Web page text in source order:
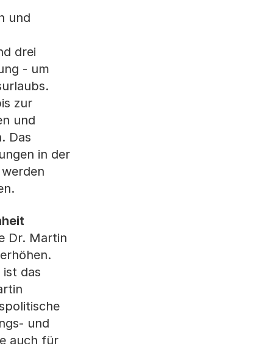
und
drei
- um
zur
und
Das
in der
Dr. Martin
das
und
auch für